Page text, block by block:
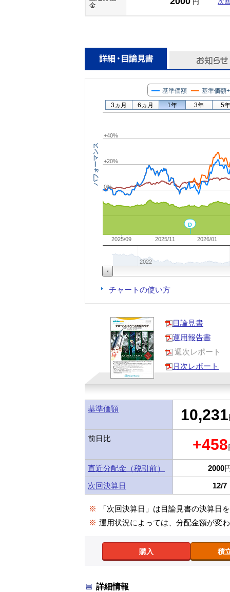
金
円
パフォーマンス
D
基準価額 基準価額
2025/09 2025/11 2026/01
2022
0%
+20%
+40%
3ヵ月 6ヵ月 1年 3年 5年
チャートの使い方
目論見書
運用報告書
週次レポート
月次レポート
基準価額 10,231
前日比 +458
直近分配金（税引前） 2000
次回決算日
12/7
※
「次回決算日」は目論見書の決算日
※ 運用状況によっては、分配金額が変
購入 積
詳細情報